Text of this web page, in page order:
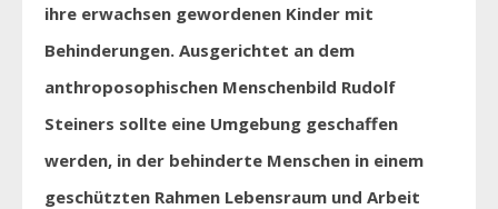
ihre erwachsen gewordenen Kinder mit
Behinderungen. Ausgerichtet an dem
anthroposophischen Menschenbild Rudolf
Steiners sollte eine Umgebung geschaffen
werden, in der behinderte Menschen in einem
geschützten Rahmen Lebensraum und Arbeit